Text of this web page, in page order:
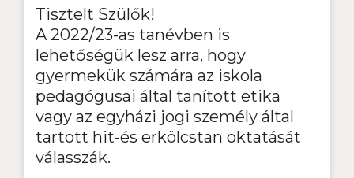
Tisztelt Szülők!
A 2022/23-as tanévben is
lehetőségük lesz arra, hogy
gyermekük számára az iskola
pedagógusai által tanított etika
vagy az egyházi jogi személy által
tartott hit-és erkölcstan oktatását
válasszák.